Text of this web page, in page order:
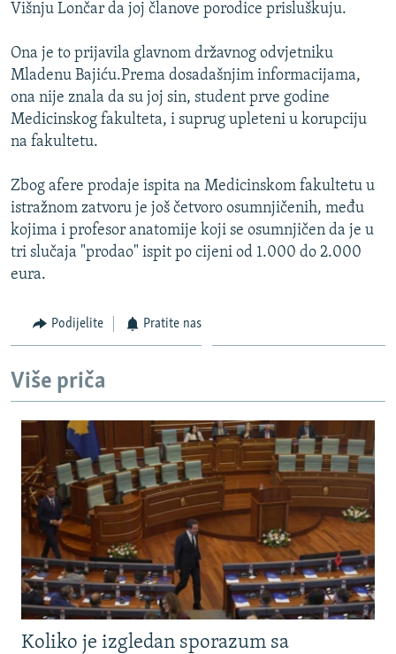
SVE KARTE DEJTONA
Višnju Lončar da joj članove porodice prisluškuju.
Ona je to prijavila glavnom državnog odvjetniku
Mladenu Bajiću.Prema dosadašnjim informacijama,
ona nije znala da su joj sin, student prve godine
Medicinskog fakulteta, i suprug upleteni u korupciju
na fakultetu.
Zbog afere prodaje ispita na Medicinskom fakultetu u
istražnom zatvoru je još četvoro osumnjičenih, među
kojima i profesor anatomije koji se osumnjičen da je u
tri slučaja "prodao" ispit po cijeni od 1.000 do 2.000
eura.
Podijelite Pratite nas
Više priča
Koliko je izgledan sporazum sa